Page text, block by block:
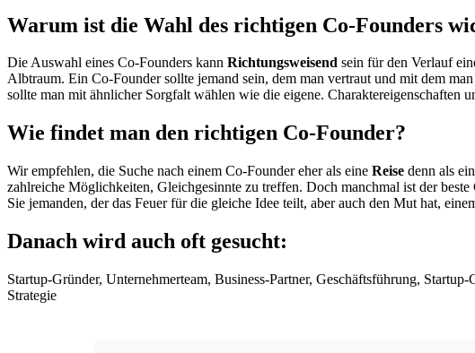
Warum ist die Wahl des richtigen Co-Founders
Die Auswahl eines Co-Founders kann Richtungsweisend sein für den Verlauf
Albtraum. Ein Co-Founder sollte jemand sein, dem man vertraut und mit dem
sollte man mit ähnlicher Sorgfalt wählen wie die eigene. Charaktereigenschaften
Wie findet man den richtigen Co-Founder?
Wir empfehlen, die Suche nach einem Co-Founder eher als eine Reise denn als
zahlreiche Möglichkeiten, Gleichgesinnte zu treffen. Doch manchmal ist der
Sie jemanden, der das Feuer für die gleiche Idee teilt, aber auch den Mut hat,
Danach wird auch oft gesucht:
Startup-Gründer, Unternehmerteam, Business-Partner, Geschäftsführung,
Strategie